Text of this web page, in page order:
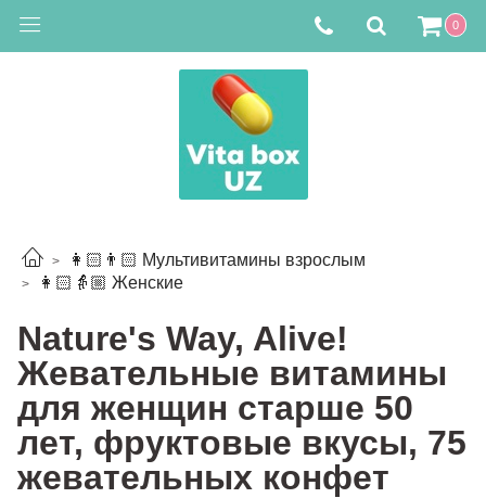
0
👩🏻👨🏻 Мультивитамины взрослым
👩🏻👵🏼 Женские
Nature's Way, Alive!
Жевательные витамины
для женщин старше 50
лет, фруктовые вкусы, 75
жевательных конфет